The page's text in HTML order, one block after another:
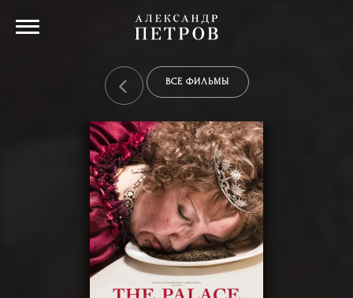
ВСЕ ФИЛЬМЫ